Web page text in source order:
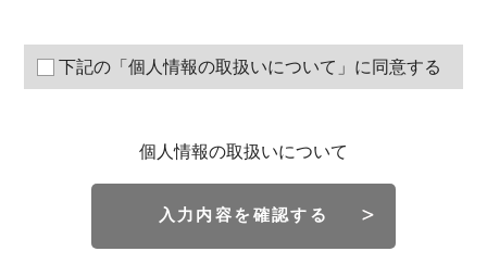
下記の「個人情報の取扱いについて」に同意する
個人情報の取扱いについて
入力内容を確認する